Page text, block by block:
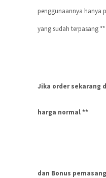
penggunaannya hanya
yang sudah terpasang **
Jika order sekarang
harga normal **
dan Bonus